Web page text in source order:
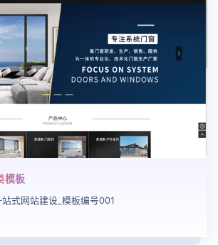
模板
式网站建设_模板编号001